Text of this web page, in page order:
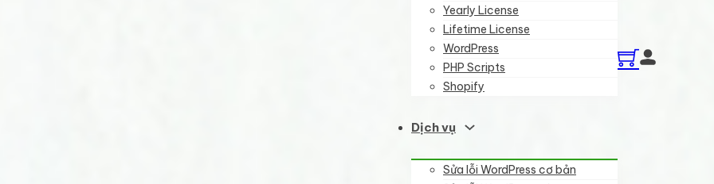
Yearly License
Lifetime License
WordPress
PHP Scripts
Shopify
Dịch vụ
Sửa lỗi WordPress cơ bản